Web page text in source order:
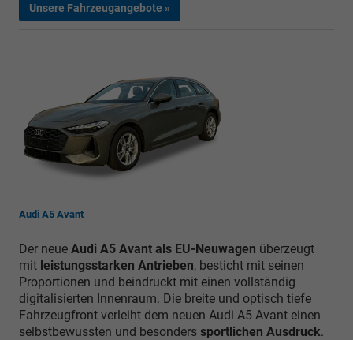
Unsere Fahrzeugangebote »
Audi A5 Avant
Der neue Audi A5 Avant als EU-Neuwagen überzeugt
mit leistungsstarken Antrieben, besticht mit seinen
Proportionen und beindruckt mit einen vollständig
digitalisierten Innenraum. Die breite und optisch tiefe
Fahrzeugfront verleiht dem neuen Audi A5 Avant einen
selbstbewussten und besonders sportlichen Ausdruck.